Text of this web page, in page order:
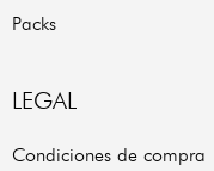
Packs
LEGAL
Condiciones de compra